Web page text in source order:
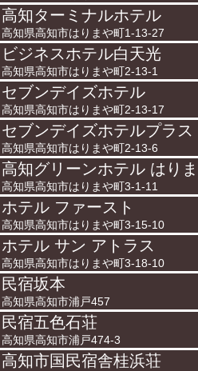
高知ターミナルホテル
高知県高知市はりまや町1-13-27
ビジネスホテル白天光
高知県高知市はりまや町2-13-1
セブンデイズホテル
高知県高知市はりまや町2-13-17
セブンデイズホテルプラス
高知県高知市はりまや町2-13-6
高知グリーンホテル はり
高知県高知市はりまや町3-1-11
ホテル ファースト
高知県高知市はりまや町3-15-10
ホテル サン アトラス
高知県高知市はりまや町3-18-10
民宿坂本
高知県高知市浦戸457
民宿五色石荘
高知県高知市浦戸474-3
高知市国民宿舎桂浜荘